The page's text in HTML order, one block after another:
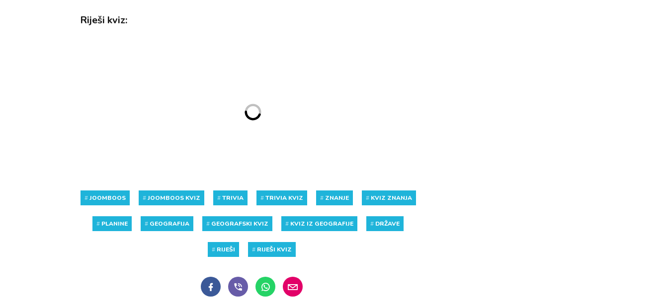
Riješi kviz:
#JOOMBOOS #JOOMBOOS KVIZ #TRIVIA #TRIVIA KVIZ # ZNANJE # KVIZ ZNANJA
# PLANINE # GEOGRAFIJA # GEOGRAFSKI KVIZ # KVIZ IZ GEOGRAFIJE # DRŽAVE
# RIJEŠI # RIJEŠI KVIZ